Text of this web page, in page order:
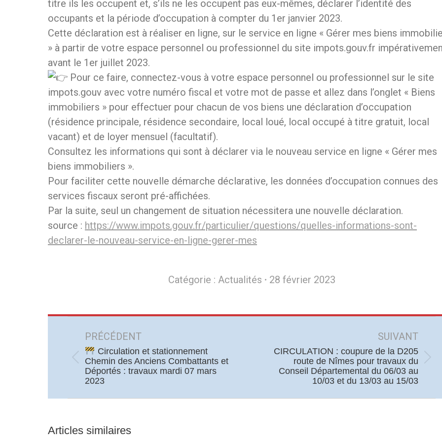
titre ils les occupent et, s’ils ne les occupent pas eux-mêmes, déclarer l’identité des
occupants et la période d’occupation à compter du 1er janvier 2023.
Cette déclaration est à réaliser en ligne, sur le service en ligne « Gérer mes biens
» à partir de votre espace personnel ou professionnel du site impots.gouv.fr
avant le 1er juillet 2023.
Pour ce faire, connectez-vous à votre espace personnel ou professionnel sur le site
impots.gouv avec votre numéro fiscal et votre mot de passe et allez dans l’onglet « Biens
immobiliers » pour effectuer pour chacun de vos biens une déclaration d’occupation
(résidence principale, résidence secondaire, local loué, local occupé à titre gratuit, local
vacant) et de loyer mensuel (facultatif).
Consultez les informations qui sont à déclarer via le nouveau service en ligne « Gérer mes
biens immobiliers ».
Pour faciliter cette nouvelle démarche déclarative, les données d’occupation connues des
services fiscaux seront pré-affichées.
Par la suite, seul un changement de situation nécessitera une nouvelle déclaration.
source : https://www.impots.gouv.fr/particulier/questions/quelles-informations-sont-
declarer-le-nouveau-service-en-ligne-gerer-mes
Catégorie : Actualités 28 février 2023
article
PRÉCÉDENT
Article
précédent
Circulation et stationnement
Chemin des Anciens Combattants et
Déportés : travaux mardi 07 mars
2023
SUIVANT
Article
CIRCULATION : coupure de la D205
route de Nîmes pour travaux du
Conseil Départemental du 06/03 au
10/03 et du 13/03 au 15/03
Articles similaires